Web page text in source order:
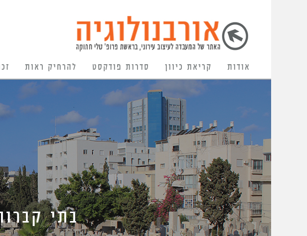
אודות קריאת כיוון סדרות פודקסט להרחיק ראות
בתי